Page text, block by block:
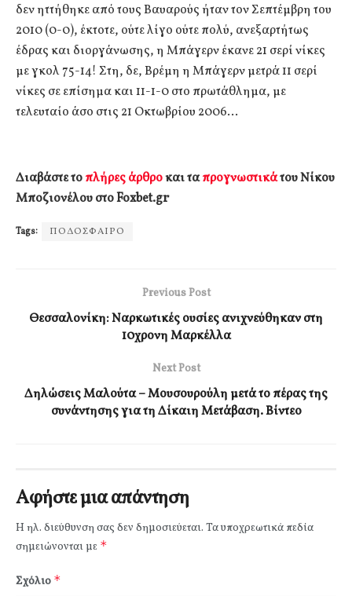
δεν ηττήθηκε από τους Βαυαρούς ήταν τον Σεπτέμβρη του
2010 (0-0), έκτοτε, ούτε λίγο ούτε πολύ, ανεξαρτήτως
έδρας και διοργάνωσης, η Μπάγερν έκανε 21 σερί νίκες
με γκολ 75-14! Στη, δε, Βρέμη η Μπάγερν μετρά 11 σερί
νίκες σε επίσημα και 11-1-0 στο πρωτάθλημα, με
τελευταίο άσο στις 21 Οκτωβρίου 2006…
Διαβάστε τοπλήρες άρθροκαι ταπρογνωστικάτου Νίκου
Μποζιονέλου στο Foxbet.gr
Tags: ΠΟΔΟΣΦΑΙΡΟ
Previous Post
Θεσσαλονίκη: Ναρκωτικές ουσίες ανιχνεύθηκαν στη
10χρονη Μαρκέλλα
Next Post
Δηλώσεις Μαλούτα – Μουσουρούλη μετά το πέρας της
συνάντησης για τη Δίκαιη Μετάβαση. Βίντεο
Αφήστε μια απάντηση
Η ηλ. διεύθυνση σας δεν δημοσιεύεται. Τα υποχρεωτικά πεδία
σημειώνονται με *
Σχόλιο *